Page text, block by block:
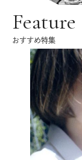
Feature
おすすめ特集